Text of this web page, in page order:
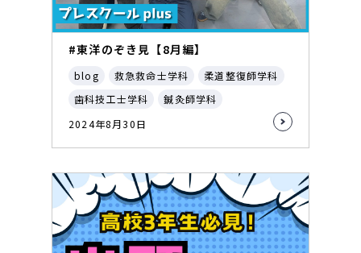
#東洋のぞき見【8月編】
blog 救急救命士学科
柔道整復師学科
歯科技工士学科
鍼灸師学科
2024年8月30日